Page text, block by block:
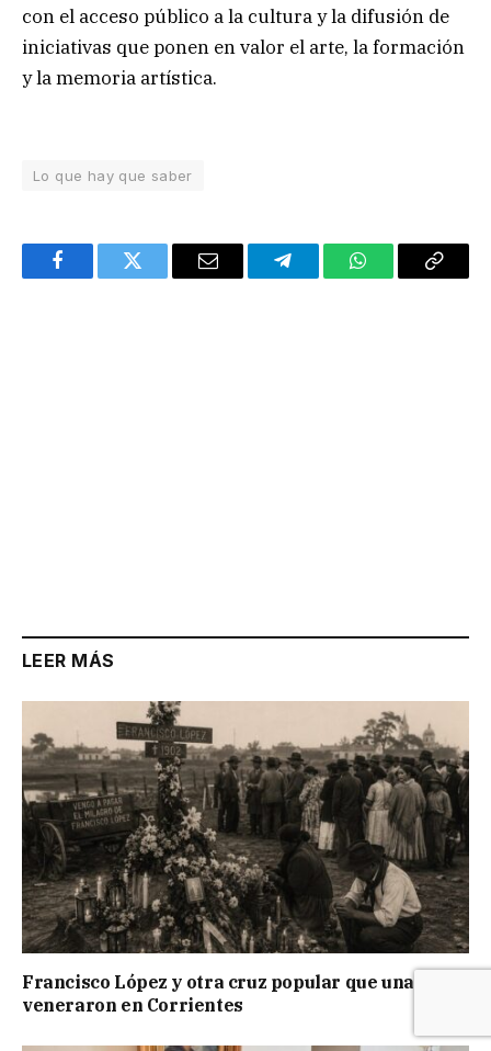
con el acceso público a la cultura y la difusión de
iniciativas que ponen en valor el arte, la formación
y la memoria artística.
Lo que hay que saber
FacebookTwitter Email TelegramWhatsAppCopy
LEER MÁS
Francisco López y otra cruz popular que una vez
veneraron en Corrientes